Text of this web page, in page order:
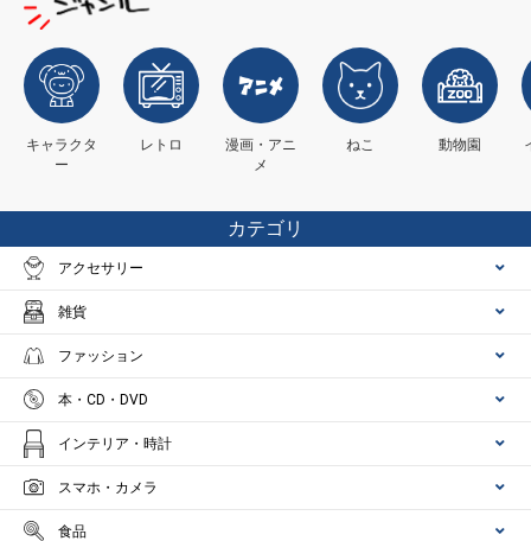
キャラクタ
ー
レトロ
漫画・アニ
メ
ねこ 動物園
カテゴリ
アクセサリー
雑貨
ファッション
本・CD・DVD
インテリア・時計
スマホ・カメラ
食品